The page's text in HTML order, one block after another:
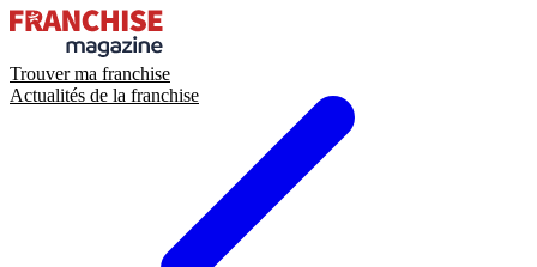
Trouver ma franchise
Actualités de la franchise